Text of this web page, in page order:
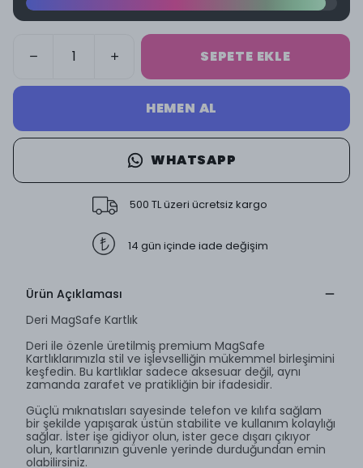
SEPETE EKLE
HEMEN AL
WHATSAPP
500 TL üzeri ücretsiz kargo
14 gün içinde iade değişim
Ürün Açıklaması
Deri MagSafe Kartlık
Deri ile özenle üretilmiş premium MagSafe
Kartlıklarımızla stil ve işlevselliğin mükemmel birleşimini
keşfedin. Bu kartlıklar sadece aksesuar değil, aynı
zamanda zarafet ve pratikliğin bir ifadesidir.
Güçlü mıknatısları sayesinde telefon ve kılıfa sağlam
bir şekilde yapışarak üstün stabilite ve kullanım kolaylığı
sağlar. İster işe gidiyor olun, ister gece dışarı çıkıyor
olun, kartlarınızın güvenle yerinde durduğundan emin
olabilirsiniz.